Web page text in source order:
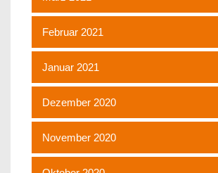
Februar 2021
Januar 2021
Dezember 2020
November 2020